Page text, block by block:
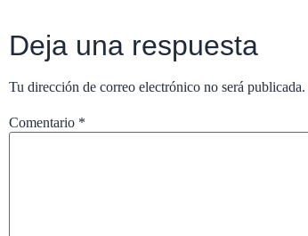
Deja una respuesta
Tu dirección de correo electrónico no será publicada.
Comentario *